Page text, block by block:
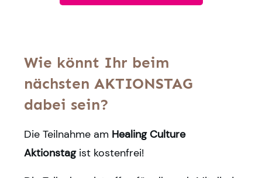
Wie könnt Ihr beim
nächsten AKTIONSTAG
dabei sein?
Die Teilnahme am Healing Culture
Aktionstagist kostenfrei!